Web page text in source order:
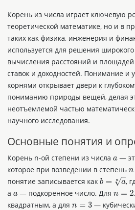
Корень из числа играет ключевую
теоретической математике, но и в
таких как физика, инженерия и
используется для решения
вычисления расстояний и
ставок и доходностей. Понимание и
корнями открывает двери к
пониманию природы вещей, делая
неотъемлемой частью
научного исследования.
Основные понятия и
Корень n-ой степени из числа —
которое при возведении в степень
n
понятие записывается как
b=an
,
а
a
— подкоренное число. Для
n=2
квадратным, а для
n =3
—